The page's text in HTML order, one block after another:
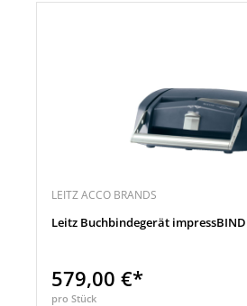
LEITZ ACCO BRANDS
Leitz Buchbindegerät impressBIND
579,00 €*
pro Stück